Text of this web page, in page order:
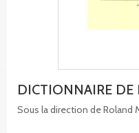
DICTIONNAIRE DE
Sous la direction de Roland